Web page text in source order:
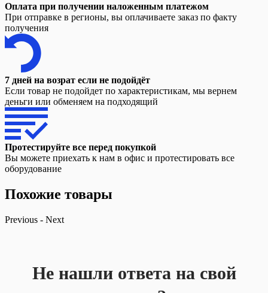
Оплата при получении наложенным платежом
При отправке в регионы, вы оплачиваете заказ по факту
получения
7 дней на возрат если не подойдёт
Если товар не подойдет по характеристикам, мы вернем
деньги или обменяем на подходящий
Протестируйте все перед покупкой
Вы можете приехать к нам в офис и протестировать все
оборудование
Похожие товары
Previous - Next
Не нашли ответа на свой